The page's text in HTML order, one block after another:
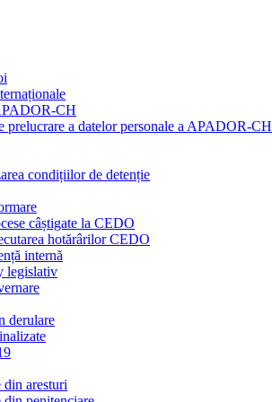
CH
prelucrare a datelor personale a APADOR-CH
condițiilor de detenție
câștigate la CEDO
hotărârilor CEDO
internă
legislativ
derulare
aresturi